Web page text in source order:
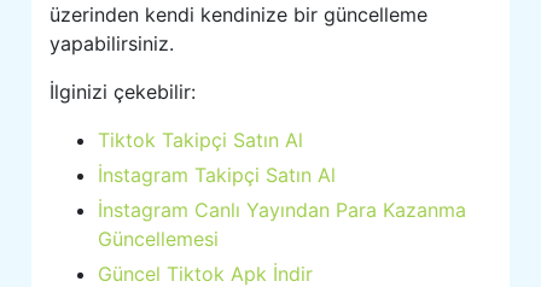
üzerinden kendi kendinize bir güncelleme
yapabilirsiniz.
İlginizi çekebilir:
Tiktok Takipçi Satın Al
İnstagram Takipçi Satın Al
İnstagram Canlı Yayından Para Kazanma
Güncellemesi
Güncel Tiktok Apk İndir